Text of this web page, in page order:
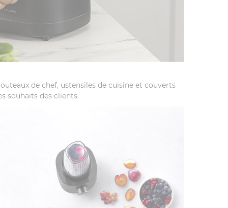
de chef, ustensiles de cuisine et couverts
souhaits des clients.